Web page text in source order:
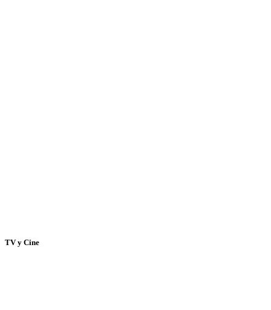
TV y Cine